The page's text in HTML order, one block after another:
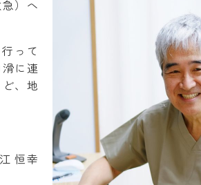
）へ
って
に連
、地
恒幸